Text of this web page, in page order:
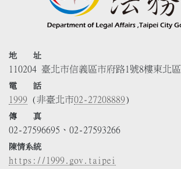
地 址
110204 臺北市信義區市府路1號8樓東北區
電 話
1999 (非臺北市02-27208889)
傳 真
02-27596695、02-27593266
陳情系統
https://1999.gov.taipei